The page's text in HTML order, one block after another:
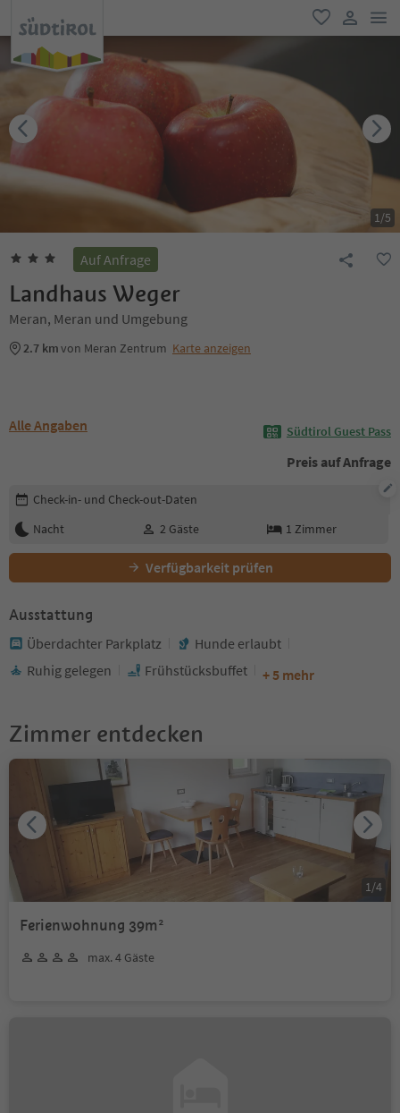
favorit
user link
1/5
Auf Anfrage
Landhaus Weger
Meran, Meran und Umgebung
2.7 kmvon Meran Zentrum Karte anzeigen
Alle Angaben Südtirol Guest Pass
Preis auf Anfrage
Buchungsdetails bearbeiten
Check-in- und Check-out-Daten
Nacht
2 Gäste 1 Zimmer
Verfügbarkeit prüfen
Ausstattung
Überdachter Parkplatz
Hunde erlaubt
Ruhig gelegen
Frühstücksbuffet + 5 mehr
Zimmer entdecken
Ferienwohnung 39m²
max. 4 Gäste
1 /4